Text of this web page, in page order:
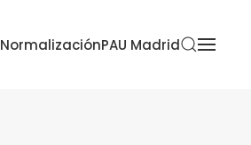
NormalizaciónPAU Madrid